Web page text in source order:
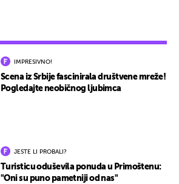
IMPRESIVNO!
Scena iz Srbije fascinirala društvene mreže!
Pogledajte neobičnog ljubimca
JESTE LI PROBALI?
Turisticu oduševila ponuda u Primoštenu:
"Oni su puno pametniji od nas"